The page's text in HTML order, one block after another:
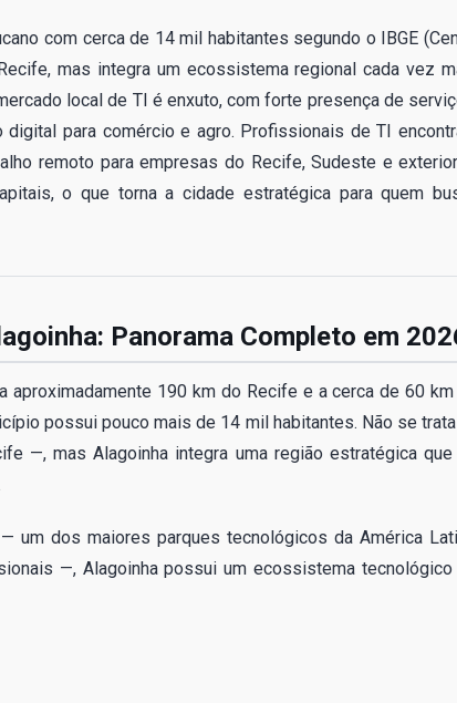
com cerca de 14 mil habitantes segundo o IBGE
mas integra um ecossistema regional cada vez
local de TI é enxuto, com forte presença de
para comércio e agro. Profissionais de TI
remoto para empresas do Recife, Sudeste e
o que torna a cidade estratégica para quem
Panorama Completo em
aproximadamente 190 km do Recife e a cerca de 60
possui pouco mais de 14 mil habitantes. Não se
—, mas Alagoinha integra uma região estratégica
um dos maiores parques tecnológicos da América
—, Alagoinha possui um ecossistema